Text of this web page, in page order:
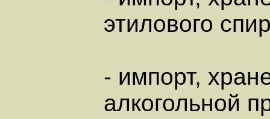
этилового
- импорт,
алкогольной